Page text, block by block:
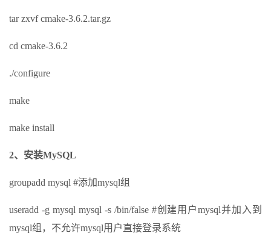
tar zxvf cmake-3.6.2.tar.gz
cd cmake-3.6.2
./configure
make
make install
2、安装MySQL
groupadd mysql #添加mysql组
useradd -g mysql mysql -s /bin/false #创建用户mysql并加入到
mysql组，不允许mysql用户直接登录系统